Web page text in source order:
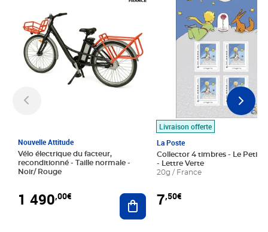
Nouvelle Attitude
Vélo électrique du facteur,
reconditionné - Taille normale -
Noir/ Rouge
1 490,00€ Ajouter au panier
Livraison offerte
La Poste
Collector 4 timbres - Le Petit
- Lettre Verte
20g / France
7,50€